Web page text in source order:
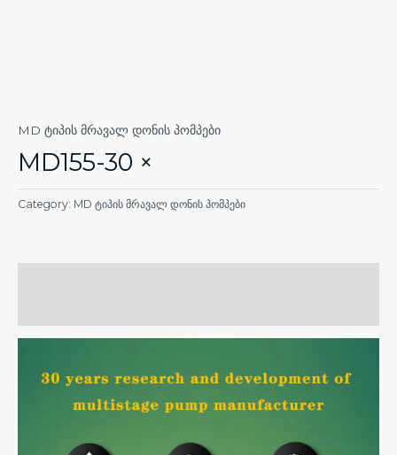
MD ტიპის მრავალ დონის პომპები
MD155-30 ×
Category: MD ტიპის მრავალ დონის პომპები